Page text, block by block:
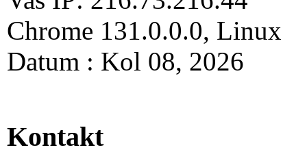
Chrome 131.0.0.0, Linux
Datum : Kol 08, 2026
Kontakt